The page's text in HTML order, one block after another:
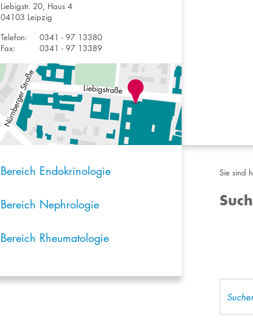
Liebigstr. 20, Haus 4
04103 Leipzig
Telefon:
0341 - 97 13380
Fax:
0341 - 97 13389
Bereich Endokrinologie
Bereich Nephrologie
Bereich Rheumatologie
Sie sind